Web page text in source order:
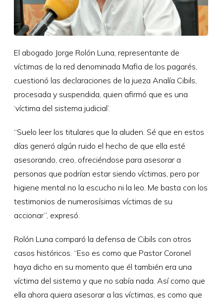
El abogado Jorge Rolón Luna, representante de
víctimas de la red denominada Mafia de los pagarés,
cuestionó las declaraciones de la jueza Analía Cibils,
procesada y suspendida, quien afirmó que es una
‘víctima del sistema judicial’.
“Suelo leer los titulares que la aluden. Sé que en estos
días generó algún ruido el hecho de que ella esté
asesorando, creo, ofreciéndose para asesorar a
personas que podrían estar siendo víctimas, pero por
higiene mental no la escucho ni la leo. Me basta con los
testimonios de numerosísimas víctimas de su
accionar”, expresó.
Rolón Luna comparó la defensa de Cibils con otros
casos históricos. “Eso es como que Pastor Coronel
haya dicho en su momento que él también era una
víctima del sistema y que no sabía nada. Así como que
ella ahora quiera asesorar a las víctimas, es como que